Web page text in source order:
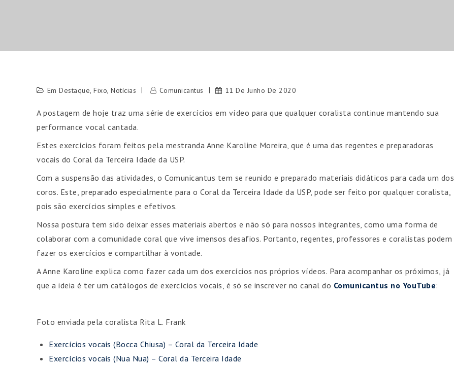
Em Destaque, Fixo, Notícias Comunicantus 11 De Junho De 2020
A postagem de hoje traz uma série de exercícios em vídeo para que qualquer coralista continue mantendo sua
performance vocal cantada.
Estes exercícios foram feitos pela mestranda Anne Karoline Moreira, que é uma das regentes e preparadoras
vocais do Coral da Terceira Idade da USP.
Com a suspensão das atividades, o Comunicantus tem se reunido e preparado materiais didáticos para cada um dos
coros. Este, preparado especialmente para o Coral da Terceira Idade da USP, pode ser feito por qualquer coralista,
pois são exercícios simples e efetivos.
Nossa postura tem sido deixar esses materiais abertos e não só para nossos integrantes, como uma forma de
colaborar com a comunidade coral que vive imensos desafios. Portanto, regentes, professores e coralistas podem
fazer os exercícios e compartilhar à vontade.
A Anne Karoline explica como fazer cada um dos exercícios nos próprios vídeos. Para acompanhar os próximos, já
que a ideia é ter um catálogos de exercícios vocais, é só se inscrever no canal do Comunicantus no YouTube:
Foto enviada pela coralista Rita L. Frank
Exercícios vocais (Bocca Chiusa) – Coral da Terceira Idade
Exercícios vocais (Nua Nua) – Coral da Terceira Idade